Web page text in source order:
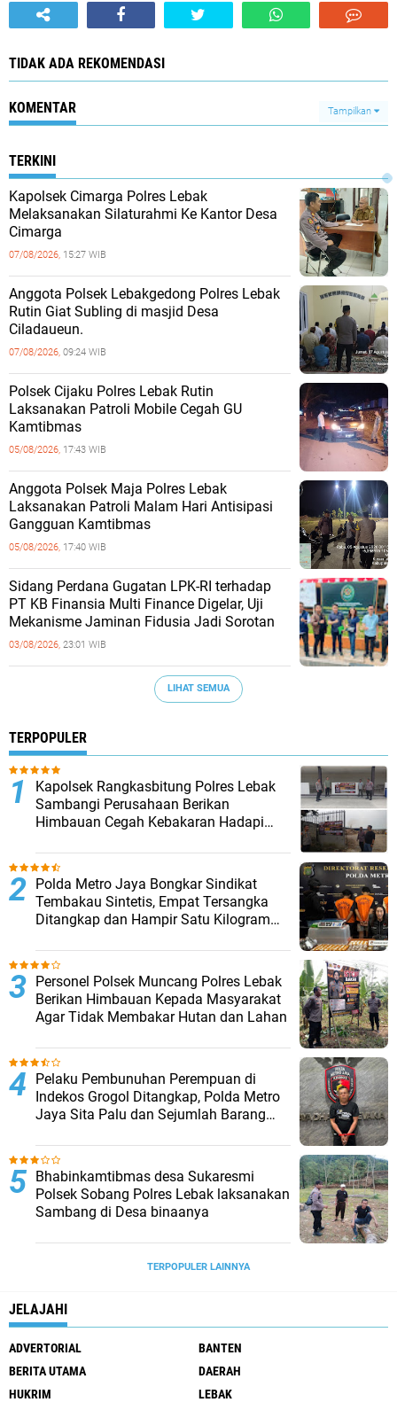
TIDAK ADA REKOMENDASI
KOMENTAR Tampilkan
TERKINI
Kapolsek Cimarga Polres Lebak
Melaksanakan Silaturahmi Ke Kantor Desa
Cimarga
07/08/2026, 15:27 WIB
Anggota Polsek Lebakgedong Polres Lebak
Rutin Giat Subling di masjid Desa
Ciladaueun.
07/08/2026, 09:24 WIB
Polsek Cijaku Polres Lebak Rutin
Laksanakan Patroli Mobile Cegah GU
Kamtibmas
05/08/2026, 17:43 WIB
Anggota Polsek Maja Polres Lebak
Laksanakan Patroli Malam Hari Antisipasi
Gangguan Kamtibmas
05/08/2026, 17:40 WIB
Sidang Perdana Gugatan LPK-RI terhadap
PT KB Finansia Multi Finance Digelar, Uji
Mekanisme Jaminan Fidusia Jadi Sorotan
03/08/2026, 23:01 WIB
LIHAT SEMUA
TERPOPULER
Kapolsek Rangkasbitung Polres Lebak
Sambangi Perusahaan Berikan
Himbauan Cegah Kebakaran Hadapi
‎Polda Metro Jaya Bongkar Sindikat
Tembakau Sintetis, Empat Tersangka
Ditangkap dan Hampir Satu Kilogram
Personel Polsek Muncang Polres Lebak
Berikan Himbauan Kepada Masyarakat
Agar Tidak Membakar Hutan dan Lahan
Pelaku Pembunuhan Perempuan di
Indekos Grogol Ditangkap, Polda Metro
Jaya Sita Palu dan Sejumlah Barang
Bhabinkamtibmas desa Sukaresmi
Polsek Sobang Polres Lebak laksanakan
Sambang di Desa binaanya
TERPOPULER LAINNYA
JELAJAHI
ADVERTORIAL
BANTEN
BERITA UTAMA
DAERAH
HUKRIM
LEBAK